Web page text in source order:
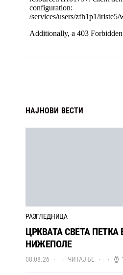
НАЈНОВИ ВЕСТИ
РАЗГЛЕДНИЦА
ЦРКВАТА СВЕТА ПЕТКА
НИЖЕПОЛЕ
08.08.26 ЧИТАЈ БЕ